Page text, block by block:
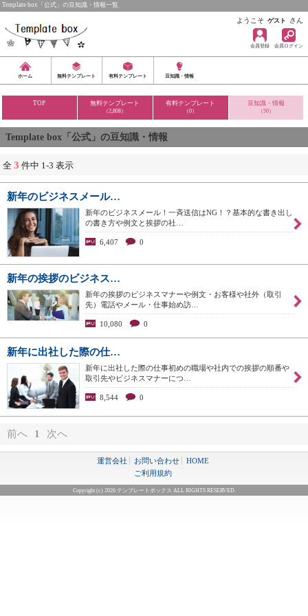
Template box「公式」の豆知識・情報一覧
ようこそ ゲスト さん
会員登録 会員ログイン
ホーム 無料テンプレート 有料テンプレート 豆知識・情報
TOP 無料テンプレート
（2,808）
有料テンプレート
（0）
豆知識・情報
（50）
Template box「公式」の豆知識・情報
全 3 件中 1-3 表示
新年のビジネスメール…
新年のビジネスメール！一斉送信はNG！？基本的な書き出し
の書き方や例文と挨拶の社…
6,407 0
新年の挨拶のビジネス…
新年の挨拶のビジネスマナーや例文・お客様や社外（取引
先）電話やメール・仕事始め訪…
10,080 0
新年に出社した際の仕…
新年に出社した際の仕事初めの職場や社内での挨拶の順番や
取引先やビジネスマナーにつ…
8,544 0
前へ 1 次へ
運営会社 お問い合わせ
HOME
ご利用規約
Copyright (c) 2026 テンプレートボックス ALL RIGHTS RESERVED.